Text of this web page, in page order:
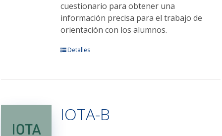
cuestionario para obtener una
información precisa para el trabajo de
orientación con los alumnos.
Este
Las
opciones
Detalles
IOTA-B